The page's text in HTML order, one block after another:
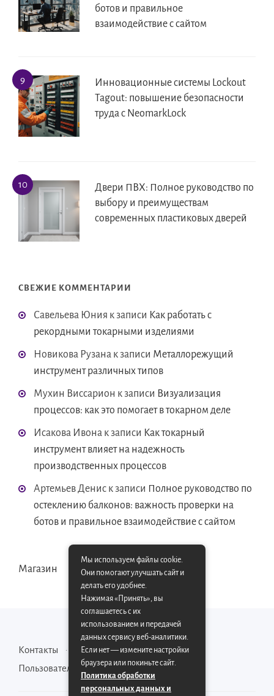
ботов и правильное
взаимодействие с сайтом
Инновационные системы Lockout
Tagout: повышение безопасности
труда с NeomarkLock
Двери ПВХ: Полное руководство по
выбору и преимуществам
современных пластиковых дверей
СВЕЖИЕ КОММЕНТАРИИ
Савельева Юния к записи Как работать с
рекордными токарными изделиями
Новикова Рузана к записи Металлорежущий
инструмент различных типов
Мухин Виссарион к записи Визуализация
процессов: как это помогает в токарном деле
Исакова Ивона к записи Как токарный
инструмент влияет на надежность
производственных процессов
Артемьев Денис к записи Полное руководство по
остеклению балконов: важность проверки на
ботов и правильное взаимодействие с сайтом
Магазин
Контакты
Карта сайта
Пользовательское соглашение
Мы используем файлы cookie.
Они помогают улучшать сайт и
делать его удобнее.
Нажимая «Принять», вы
соглашаетесь с их
использованием и передачей
данных сервису веб-аналитики.
Если нет — измените настройки
браузера или покиньте сайт.
Политика обработки
персональных данных и